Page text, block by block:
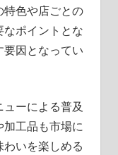
色や店ごとの
ポイントとな
因となってい
ーによる普及
工品も市場に
いを楽しめる